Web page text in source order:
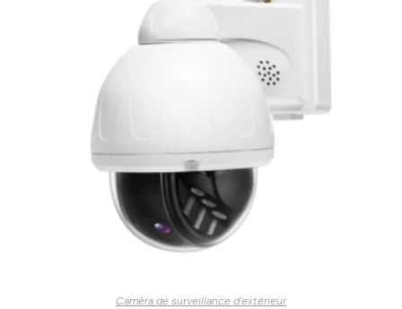
Caméra de surveillance d'extérieur